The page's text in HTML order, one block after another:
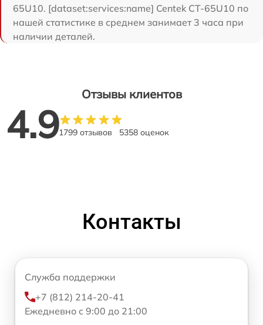
65U10. [dataset:services:name] Centek CT-65U10 по
нашей статистике в среднем занимает 3 часа при
наличии деталей.
Отзывы клиентов
4.91799 отзывов 5358 оценок
Контакты
Служба поддержки
+7 (812) 214-20-41
Ежедневно с 9:00 до 21:00